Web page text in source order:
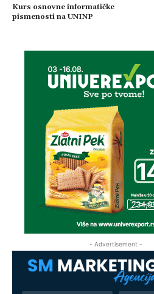
Kurs osnovne informatičke
pismenosti na UNINP
- Advertisement -